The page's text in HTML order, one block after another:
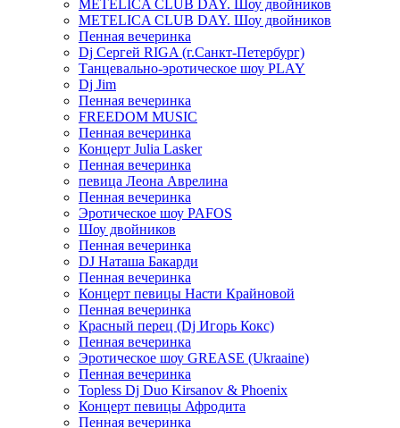
METELICA CLUB DAY. Шоу двойников
METELICA CLUB DAY. Шоу двойников
Пенная вечеринка
Dj Сергей RIGA (г.Санкт-Петербург)
Танцевально-эротическое шоу PLAY
Dj Jim
Пенная вечеринка
FREEDOM MUSIC
Пенная вечеринка
Концерт Julia Lasker
Пенная вечеринка
певица Леона Аврелина
Пенная вечеринка
Эротическое шоу PAFOS
Шоу двойников
Пенная вечеринка
DJ Наташа Бакарди
Пенная вечеринка
Концерт певицы Насти Крайновой
Пенная вечеринка
Красный перец (Dj Игорь Кокс)
Пенная вечеринка
Эротическое шоу GREASE (Ukraaine)
Пенная вечеринка
Topless Dj Duo Kirsanov & Phoenix
Концерт певицы Афродита
Пенная вечеринка